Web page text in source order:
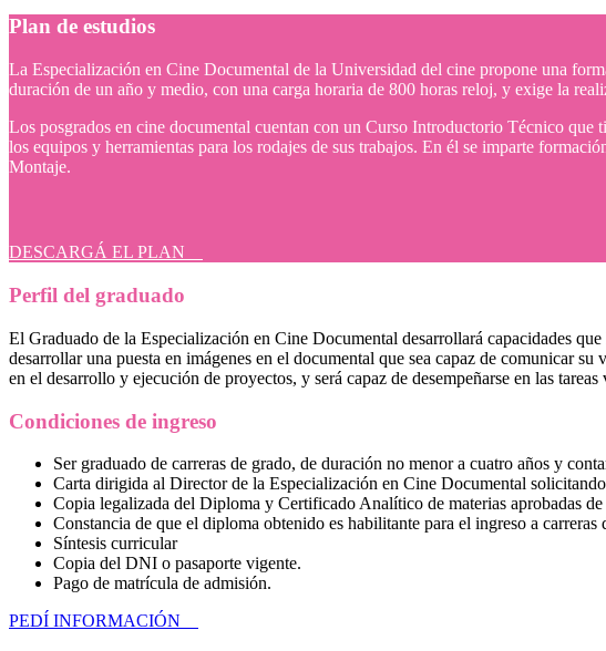
Plan de estudios
La Especialización en Cine Documental de la Universidad del cine propone una
duración de un año y medio, con una carga horaria de 800 horas reloj, y exige la
Los posgrados en cine documental cuentan con un Curso Introductorio Técnico
los equipos y herramientas para los rodajes de sus trabajos. En él se imparte
Montaje.
DESCARGÁ EL PLAN
Perfil del graduado
El Graduado de la Especialización en Cine Documental desarrollará capacidades
desarrollar una puesta en imágenes en el documental que sea capaz de comunicar
en el desarrollo y ejecución de proyectos, y será capaz de desempeñarse en las
Condiciones de ingreso
Ser graduado de carreras de grado, de duración no menor a cuatro años y
Carta dirigida al Director de la Especialización en Cine Documental
Copia legalizada del Diploma y Certificado Analítico de materias aprobadas
Constancia de que el diploma obtenido es habilitante para el ingreso a
Síntesis curricular
Copia del DNI o pasaporte vigente.
Pago de matrícula de admisión.
PEDÍ INFORMACIÓN